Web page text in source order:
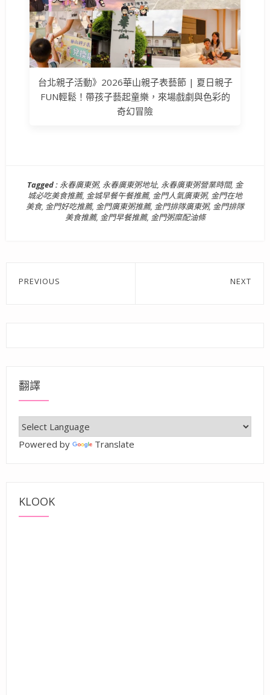
台北親子活動》2026華山親子表藝節 | 夏日親子
FUN輕鬆！帶孩子藝起童樂，來場戲劇與色彩的
奇幻冒險
Tagged :永春廣東粥, 永春廣東粥地址, 永春廣東粥營業時間, 金
城必吃美食推薦, 金城早餐午餐推薦, 金門人氣廣東粥, 金門在地
美食, 金門好吃推薦, 金門廣東粥推薦, 金門排隊廣東粥, 金門排隊
美食推薦, 金門早餐推薦, 金門粥糜配油條
文
PREVIOUS NEXT
翻譯
Powered by Translate
KLOOK